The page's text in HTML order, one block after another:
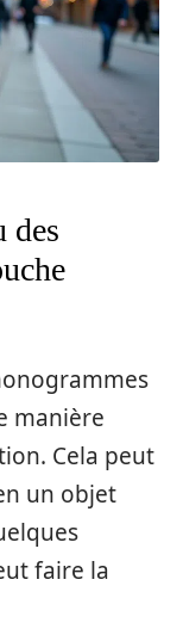
des
manière
Cela peut
un objet
faire la